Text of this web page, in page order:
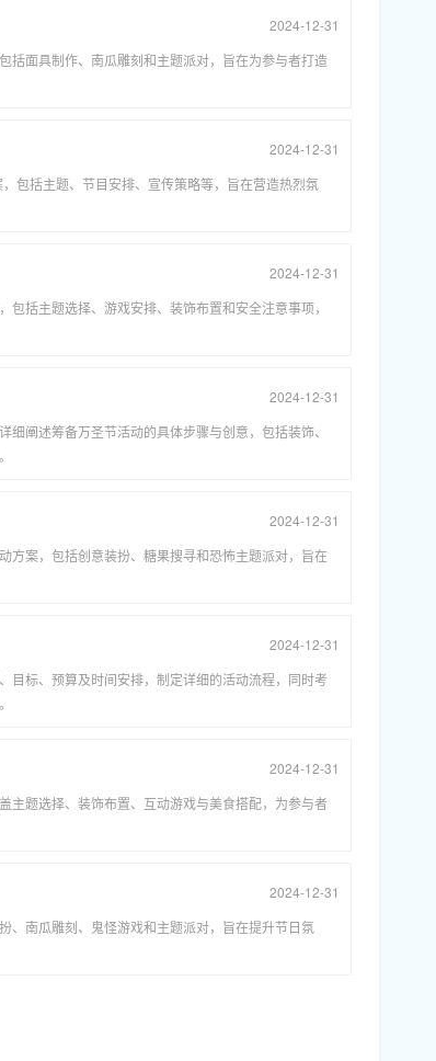
2024-12-31
括面具制作、南瓜雕刻和主题派对，旨在为参与者打造
2024-12-31
包括主题、节目安排、宣传策略等，旨在营造热烈氛
2024-12-31
括主题选择、游戏安排、装饰布置和安全注意事项，
2024-12-31
细阐述筹备万圣节活动的具体步骤与创意，包括装饰、
2024-12-31
方案，包括创意装扮、糖果搜寻和恐怖主题派对，旨在
2024-12-31
目标、预算及时间安排，制定详细的活动流程，同时考
2024-12-31
主题选择、装饰布置、互动游戏与美食搭配，为参与者
2024-12-31
、南瓜雕刻、鬼怪游戏和主题派对，旨在提升节日氛